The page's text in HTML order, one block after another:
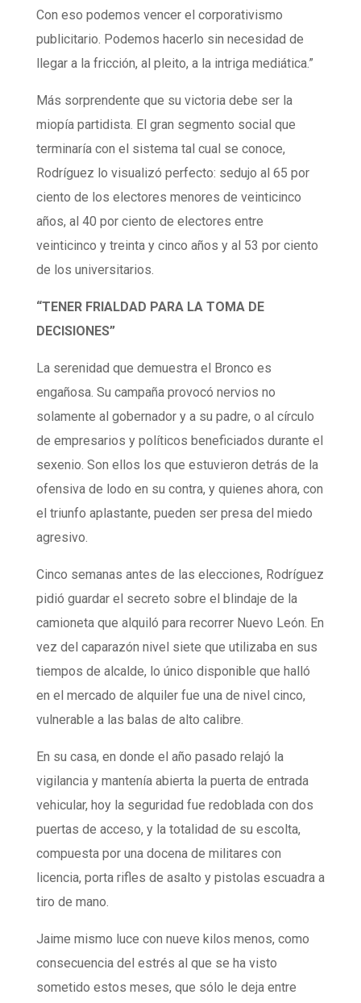
Con eso podemos vencer el corporativismo
publicitario. Podemos hacerlo sin necesidad de
llegar a la fricción, al pleito, a la intriga mediática.”
Más sorprendente que su victoria debe ser la
miopía partidista. El gran segmento social que
terminaría con el sistema tal cual se conoce,
Rodríguez lo visualizó perfecto: sedujo al 65 por
ciento de los electores menores de veinticinco
años, al 40 por ciento de electores entre
veinticinco y treinta y cinco años y al 53 por ciento
de los universitarios.
“TENER FRIALDAD PARA LA TOMA DE
DECISIONES”
La serenidad que demuestra el Bronco es
engañosa. Su campaña provocó nervios no
solamente al gobernador y a su padre, o al círculo
de empresarios y políticos beneficiados durante el
sexenio. Son ellos los que estuvieron detrás de la
ofensiva de lodo en su contra, y quienes ahora, con
el triunfo aplastante, pueden ser presa del miedo
agresivo.
Cinco semanas antes de las elecciones, Rodríguez
pidió guardar el secreto sobre el blindaje de la
camioneta que alquiló para recorrer Nuevo León. En
vez del caparazón nivel siete que utilizaba en sus
tiempos de alcalde, lo único disponible que halló
en el mercado de alquiler fue una de nivel cinco,
vulnerable a las balas de alto calibre.
En su casa, en donde el año pasado relajó la
vigilancia y mantenía abierta la puerta de entrada
vehicular, hoy la seguridad fue redoblada con dos
puertas de acceso, y la totalidad de su escolta,
compuesta por una docena de militares con
licencia, porta rifles de asalto y pistolas escuadra a
tiro de mano.
Jaime mismo luce con nueve kilos menos, como
consecuencia del estrés al que se ha visto
sometido estos meses, que sólo le deja entre